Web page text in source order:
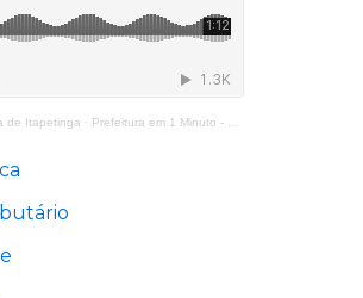
de Itapetinga · Prefeitura em 1 Minuto - Centro de Reabilitação Equoterapia Manoela